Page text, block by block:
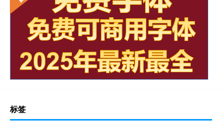
标签